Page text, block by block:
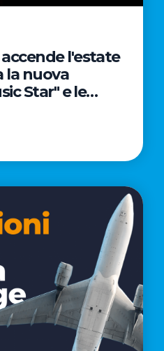
l'estate
la nuova
Star" e le
con
Nation